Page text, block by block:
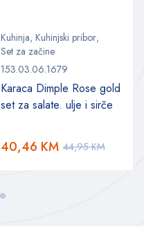
Kuhinja, Kuhinjski pribor,
Set za začine
153.03.06.1679
Karaca Dimple Rose gold
set za salate. ulje i sirče
44,95KM
40,46 KM